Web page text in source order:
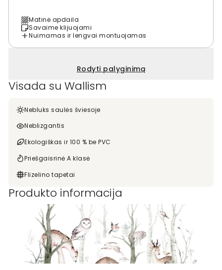
Matinė apdaila
Savaime klijuojami
Nuimamas ir lengvai montuojamas
Rodyti palyginimą
Visada su Wallism
Nebluks saulės šviesoje
Neblizgantis
Ekologiškas ir 100 % be PVC
Priešgaisrinė A klasė
Flizelino tapetai
Produkto informacija